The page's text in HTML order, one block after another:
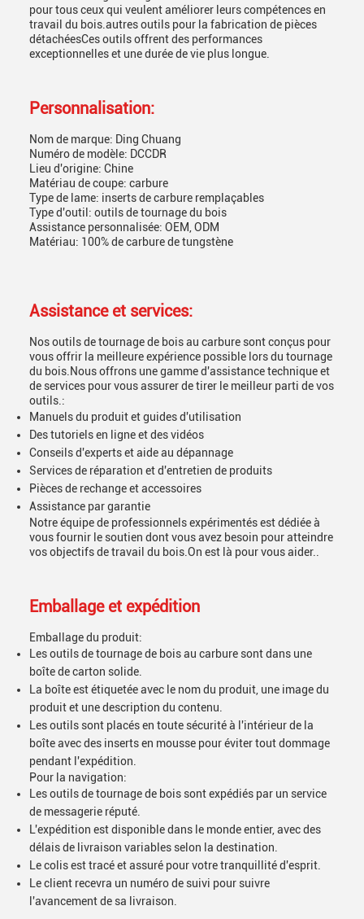
pour tous ceux qui veulent améliorer leurs compétences en
travail du bois.autres outils pour la fabrication de pièces
détachéesCes outils offrent des performances
exceptionnelles et une durée de vie plus longue.
Personnalisation:
Nom de marque: Ding Chuang
Numéro de modèle: DCCDR
Lieu d'origine: Chine
Matériau de coupe: carbure
Type de lame: inserts de carbure remplaçables
Type d'outil: outils de tournage du bois
Assistance personnalisée: OEM, ODM
Matériau: 100% de carbure de tungstène
Assistance et services:
Nos outils de tournage de bois au carbure sont conçus pour
vous offrir la meilleure expérience possible lors du tournage
du bois.Nous offrons une gamme d'assistance technique et
de services pour vous assurer de tirer le meilleur parti de vos
outils.:
Manuels du produit et guides d'utilisation
Des tutoriels en ligne et des vidéos
Conseils d'experts et aide au dépannage
Services de réparation et d'entretien de produits
Pièces de rechange et accessoires
Assistance par garantie
Notre équipe de professionnels expérimentés est dédiée à
vous fournir le soutien dont vous avez besoin pour atteindre
vos objectifs de travail du bois.On est là pour vous aider..
Emballage et expédition
Emballage du produit:
Les outils de tournage de bois au carbure sont dans une
boîte de carton solide.
La boîte est étiquetée avec le nom du produit, une image du
produit et une description du contenu.
Les outils sont placés en toute sécurité à l'intérieur de la
boîte avec des inserts en mousse pour éviter tout dommage
pendant l'expédition.
Pour la navigation:
Les outils de tournage de bois sont expédiés par un service
de messagerie réputé.
L'expédition est disponible dans le monde entier, avec des
délais de livraison variables selon la destination.
Le colis est tracé et assuré pour votre tranquillité d'esprit.
Le client recevra un numéro de suivi pour suivre
l'avancement de sa livraison.